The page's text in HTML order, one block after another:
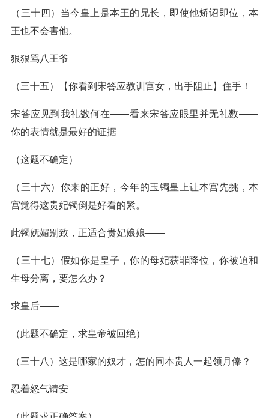
（三十四）当今皇上是本王的兄长，即使他矫诏即位，本
王也不会害他。
狠狠骂八王爷
（三十五）【你看到宋答应教训宫女，出手阻止】住手！
宋答应见到我礼数何在——看来宋答应眼里并无礼数——
你的表情就是最好的证据
（这题不确定）
（三十六）你来的正好，今年的玉镯皇上让本宫先挑，本
宫觉得这贵妃镯倒是好看的紧。
此镯妩媚别致，正适合贵妃娘娘——
（三十七）假如你是皇子，你的母妃获罪降位，你被迫和
生母分离，要怎么办？
求皇后——
（此题不确定，求皇帝被回绝）
（三十八）这是哪家的奴才，怎的同本贵人一起领月俸？
忍着怒气请安